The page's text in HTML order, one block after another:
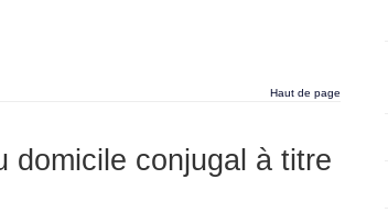
Haut de page
domicile conjugal à titre